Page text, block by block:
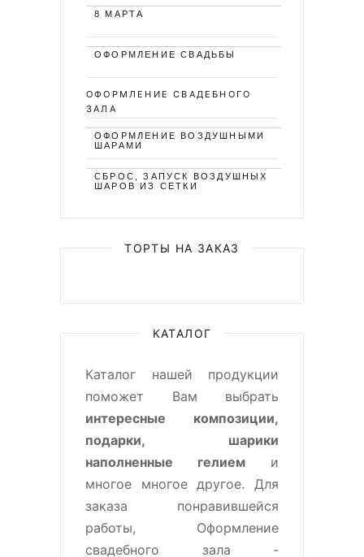
8 МАРТА
ОФОРМЛЕНИЕ СВАДЬБЫ
ОФОРМЛЕНИЕ СВАДЕБНОГО
ЗАЛА
ОФОРМЛЕНИЕ ВОЗДУШНЫМИ
ШАРАМИ
СБРОС, ЗАПУСК ВОЗДУШНЫХ
ШАРОВ ИЗ СЕТКИ
ТОРТЫ НА ЗАКАЗ
КАТАЛОГ
Каталог нашей продукции
поможет Вам выбрать
интересные композиции,
подарки, шарики
наполненные гелием и
многое многое другое. Для
заказа понравившейся
работы, Оформление
свадебного зала -